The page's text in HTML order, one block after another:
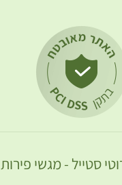
סטייל - מגשי פירות